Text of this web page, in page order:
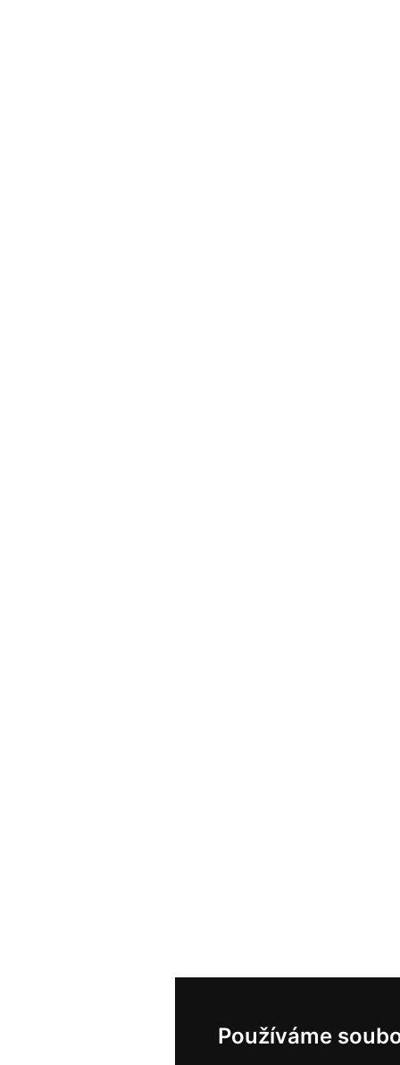
Používáme